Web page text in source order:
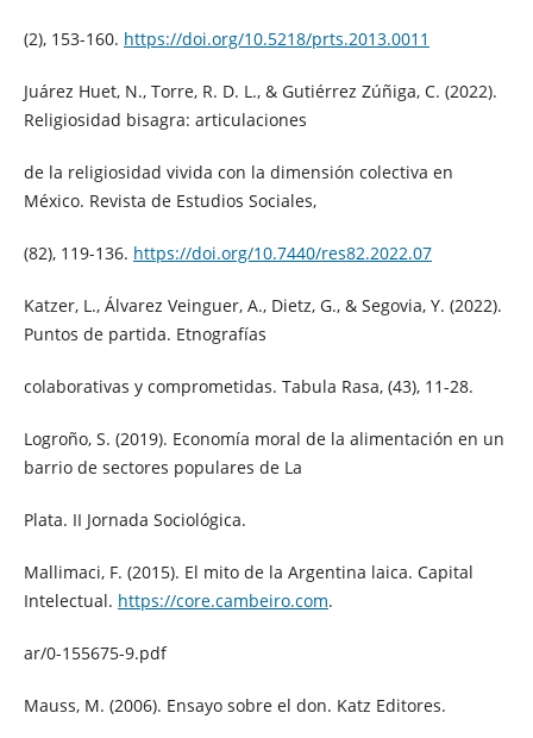
(2), 153-160. https://doi.org/10.5218/prts.2013.0011
Juárez Huet, N., Torre, R. D. L., & Gutiérrez Zúñiga, C. (2022).
Religiosidad bisagra: articulaciones
de la religiosidad vivida con la dimensión colectiva en
México. Revista de Estudios Sociales,
(82), 119-136. https://doi.org/10.7440/res82.2022.07
Katzer, L., Álvarez Veinguer, A., Dietz, G., & Segovia, Y. (2022).
Puntos de partida. Etnografías
colaborativas y comprometidas. Tabula Rasa, (43), 11-28.
Logroño, S. (2019). Economía moral de la alimentación en un
barrio de sectores populares de La
Plata. II Jornada Sociológica.
Mallimaci, F. (2015). El mito de la Argentina laica. Capital
Intelectual. https://core.cambeiro.com.
ar/0-155675-9.pdf
Mauss, M. (2006). Ensayo sobre el don. Katz Editores.